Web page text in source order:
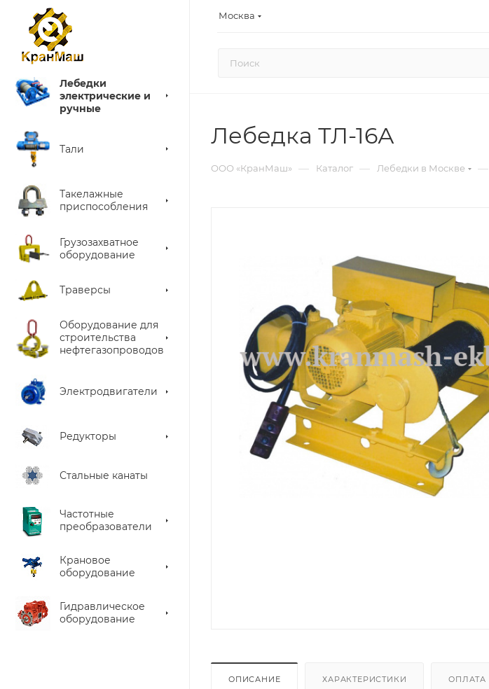
Москва
Лебедки
электрические и
ручные
Тали
Такелажные
приспособления
Грузозахватное
оборудование
Траверсы
Оборудование для
строительства
нефтегазопроводов
Электродвигатели
Редукторы
Стальные канаты
Частотные
преобразователи
Крановое
оборудование
Гидравлическое
оборудование
Лебедка ТЛ-16А
ООО «КранМаш» — Каталог — Лебедки в Москве —
ОПИСАНИЕ ХАРАКТЕРИСТИКИ ОПЛАТА